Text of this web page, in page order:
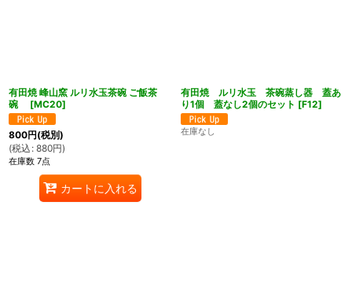
有田焼 峰山窯 ルリ水玉茶碗 ご飯茶
碗
[MC20]
800円(税別)
(税込 : 880円)
在庫数 7点
カートに入れる
有田焼 ルリ水玉 茶碗蒸し器 蓋あ
り1個 蓋なし2個のセット [F12]
在庫なし